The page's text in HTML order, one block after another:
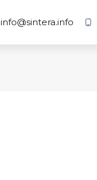
info@sintera.info